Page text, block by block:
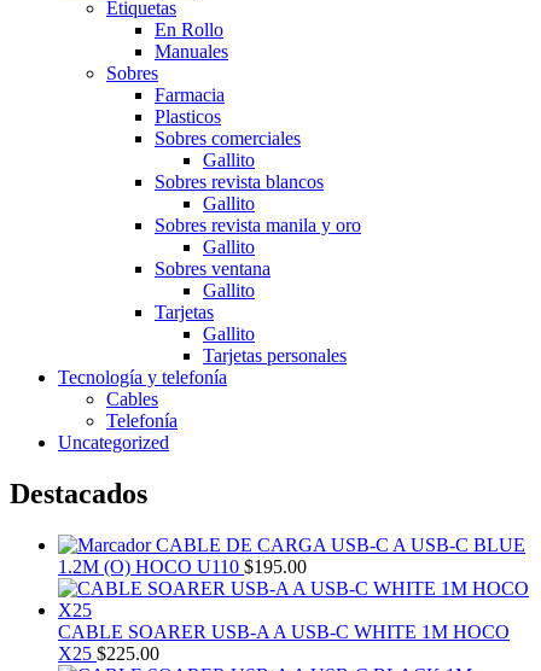
Etiquetas
En Rollo
Manuales
Sobres
Farmacia
Plasticos
Sobres comerciales
Gallito
Sobres revista blancos
Gallito
Sobres revista manila y oro
Gallito
Sobres ventana
Gallito
Tarjetas
Gallito
Tarjetas personales
Tecnología y telefonía
Cables
Telefonía
Uncategorized
Destacados
CABLE DE CARGA USB-C A USB-C BLUE
1.2M (O) HOCO U110 $195.00
CABLE SOARER USB-A A USB-C WHITE 1M HOCO
X25 $225.00